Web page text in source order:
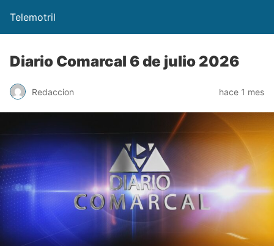
Telemotril
Diario Comarcal 6 de julio 2026
Redaccion hace 1 mes